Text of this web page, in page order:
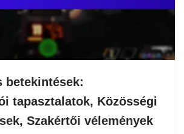
betekintések:
tapasztalatok, Közösségi
Szakértői vélemények